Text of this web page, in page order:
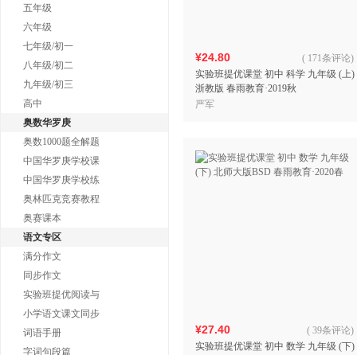
五年级
六年级
七年级/初一
八年级/初二
九年级/初三
高中
奥数华罗庚
奥数1000题全解题
中国华罗庚学校课
中国华罗庚学校练
奥林匹克竞赛教程
奥赛课本
语文专区
满分作文
同步作文
实验班提优阅读与
小学语文课文同步
词语手册
字词句段篇
¥24.80
实验班提优课堂 初中 科学 九年级 (上)
浙教版 春雨教育·2019秋
( 171条评论)
严军
¥27.40
实验班提优课堂 初中 数学 九年级 (下)
( 39条评论)